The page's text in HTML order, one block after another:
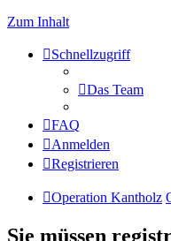
Zum Inhalt
Schnellzugriff
Das Team
FAQ
Anmelden
Registrieren
Operation Kantholz
Sie müssen